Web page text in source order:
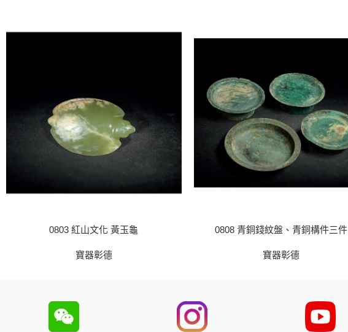
0803 紅山文化 黃玉龜
寶器彰德
0808 青銅錢紋盤、青銅構件三件
寶器彰德